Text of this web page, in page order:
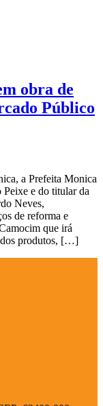
obra de
Público
a Prefeita Monica
e do titular da
Neves,
de reforma e
que irá
dos produtos, […]